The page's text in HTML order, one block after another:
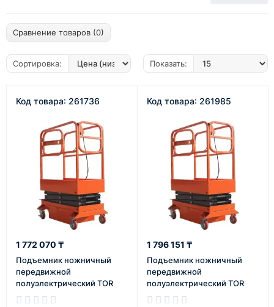
Сравнение товаров (0)
Сортировка: Показать:
Код товара: 261736
1 772 070 ₸
Подъемник ножничный
передвижной
полуэлектрический TOR
GTJY 240 кг 3 м
Код товара: 261985
1 796 151 ₸
Подъемник ножничный
передвижной
полуэлектрический TOR
GTJY 240 кг 3 м (от сети)